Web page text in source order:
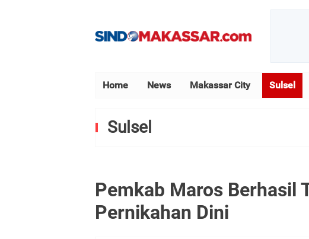
Home News Makassar City Sulsel
Sulsel
Pemkab Maros Berhasil
Pernikahan Dini